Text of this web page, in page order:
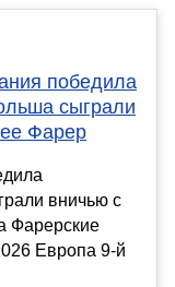
победила
сыграли
Фарер
вничью с
Фарерские
Европа 9-й